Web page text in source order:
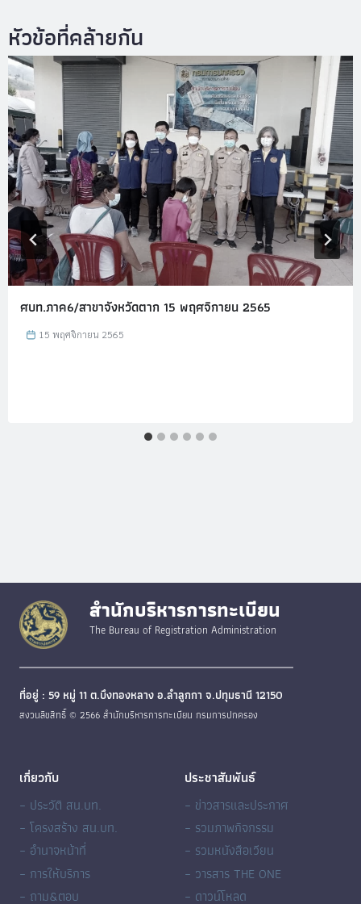
ศบท.ภาค6/สาขาจังหวัดตาก 15 พฤศจิกายน 2565
15 พฤศจิกายน 2565
สำนักบริหารการทะเบียน
The Bureau of Registration Administration
ที่อยู่ : 59 หมู่ 11 ต.บึงทองหลาง อ.ลำลูกกา จ.ปทุมธานี 12150
สงวนลิขสิทธิ์ © 2566 สำนักบริหารการทะเบียน กรมการปกครอง
เกี่ยวกับ
– ประวัติ สน.บท.
– โครงสร้าง สน.บท.
– อำนาจหน้าที่
– การให้บริการ
– ถาม&ตอบ
ประชาสัมพันธ์
– ข่าวสารและประกาศ
– รวมภาพกิจกรรม
– รวมหนังสือเวียน
– วารสาร THE ONE
– ดาวน์โหลด